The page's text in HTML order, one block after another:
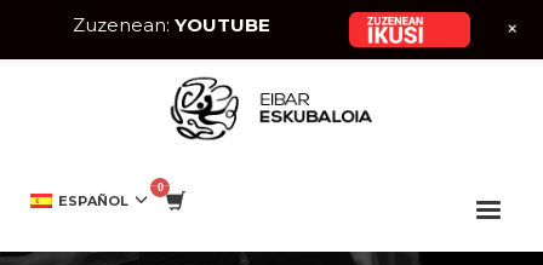
ESPAÑOL
PREVIA FIN DE SEMANA
Zuzenean: YOUTUBE +